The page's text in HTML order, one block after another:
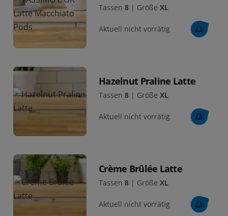
Tassen 8 | Größe XL
Aktuell nicht vorrätig
Hazelnut Praline Latte
Tassen 8 | Größe XL
Aktuell nicht vorrätig
Crème Brûlée Latte
Tassen 8 | Größe XL
Aktuell nicht vorrätig